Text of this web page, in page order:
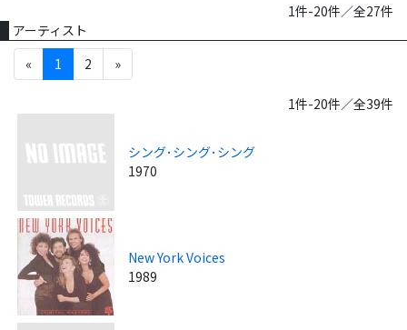
1件-20件／全27件
アーティスト
«
1 2 »
1件-20件／全39件
シング･シング･シング
1970
New York Voices
1989